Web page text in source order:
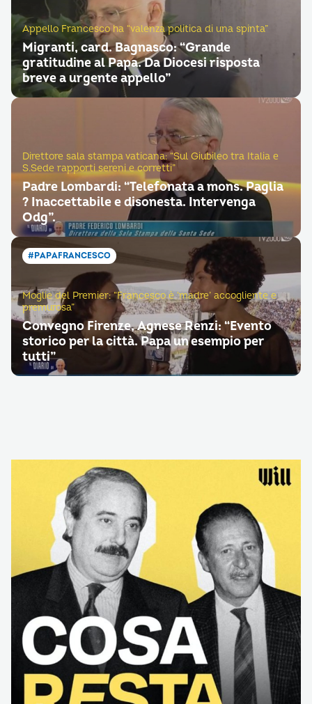
Appello Francesco ha “valenza politica di una spinta”
Migranti, card. Bagnasco: “Grande
gratitudine al Papa. Da Diocesi risposta
breve a urgente appello”
Direttore sala stampa vaticana: “Sul Giubileo tra Italia e
S.Sede rapporti sereni e corretti”
Padre Lombardi: “Telefonata a mons. Paglia
? Inaccettabile e disonesta. Intervenga
Odg”.
#PAPAFRANCESCO
Moglie del Premier: “Francesco è ‘madre’ accogliente e
premurosa”
Convegno Firenze, Agnese Renzi: “Evento
storico per la città. Papa un esempio per
tutti”